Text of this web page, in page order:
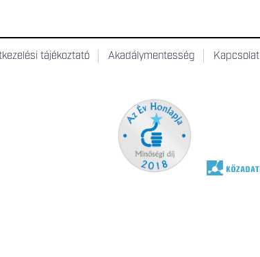
tájékoztató Akadálymentesség Kapcsolat